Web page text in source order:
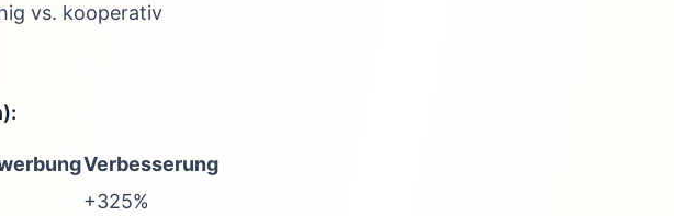
vs. kooperativ
Verbesserung
+325%